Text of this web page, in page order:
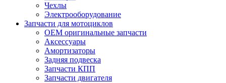
Чехлы
Электрооборудование
Запчасти для мотоциклов
OEM оригинальные запчасти
Аксессуары
Амортизаторы
Задняя подвеска
Запчасти КПП
Запчасти двигателя